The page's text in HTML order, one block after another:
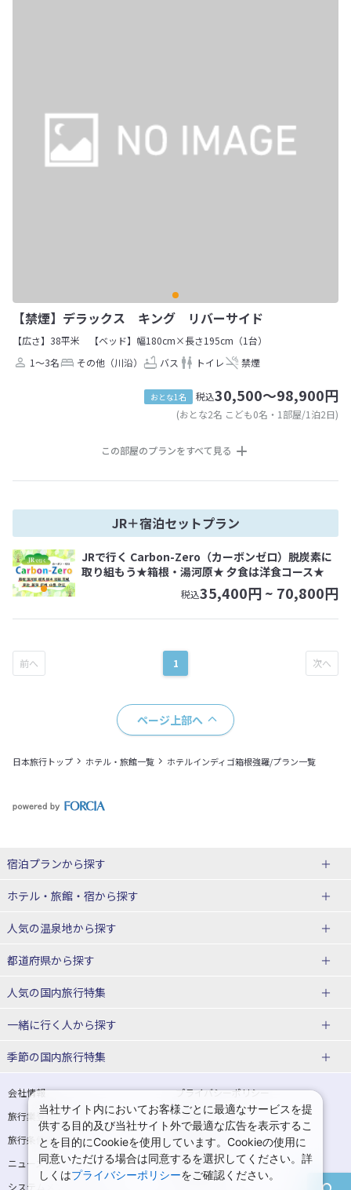
【禁煙】デラックス キング リバーサイド
【広さ】38平米
【ベッド】幅180cm×長さ195cm（1台）
1～3名
その他（川沿） バス トイレ 禁煙
おとな1名 税込30,500～98,900円
(おとな2名 こども0名・1部屋/1泊2日)
この部屋のプランをすべて見る
JR＋宿泊セットプラン
JRで行く Carbon-Zero（カーボンゼロ）脱炭素に
取り組もう★箱根・湯河原★ 夕食は洋食コース★
税込35,400円 ~ 70,800円
1
ページ上部へ
日本旅行トップ ホテル・旅館一覧 ホテルインディゴ箱根強羅/プラン一覧
宿泊プランから探す
北海道
東北
青森県
宮城県
山形県
関東
埼玉県 千葉県
茨城県 栃木県
ホテル・旅館・宿から探す
北海道ホテル・旅館
青森県ホテル・旅館
宮城県ホテル・旅館
山形県ホテル・旅館
東京都ホテル・旅館 神奈川県ホテル・旅館
埼玉県ホテル・旅館 千葉県ホテル・旅館
茨城県ホテル・旅館 栃木県ホテル・旅館
人気の温泉地から探す
北海道
湯の川温泉(北海道)
十勝川温泉(北海道)
洞爺湖温泉(北海道)
層雲峡温泉(北海道)
東北
花巻温泉(岩手) 蔵王温泉(山形)
かみのやま温泉(山形) 鳴子温泉(宮城)
都道府県から探す
北海道旅行・ツアー
東北
青森旅行・ツアー 岩手旅行・ツアー
宮城旅行・ツアー 秋田旅行・ツアー
山形旅行・ツアー 福島旅行・ツアー
人気の国内旅行特集
東京ディズニーリゾート®への旅
ユニバーサル・スタジオ・ジャパ
一緒に行く人から探す
一人旅 国内版
カップル・夫婦旅行 国内版 女子旅 国内版
卒業旅行・学生旅行 国内版
季節の国内旅行特集
桜・お花見特集
ゴールデンウィーク（GW）の国内
旅行
夏休み・お盆の国内旅行 7月の国内旅行
8月の国内旅行 9月の国内旅行
会社情報
プライバシーポリシー
旅行業登録票・約款
規約集
旅行条件書
商標について
ニュースリリース
採用情報
システムメンテナンスの
当社サイト内においてお客様ごとに最適なサービスを提
供する目的及び当社サイト外で最適な広告を表示するこ
とを目的にCookieを使用しています。Cookieの使用に
同意いただける場合は同意するを選択してください。詳
しくはプライバシーポリシーをご確認ください。